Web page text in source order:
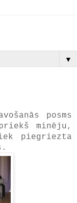
▼
posms
minēju,
piegriezta